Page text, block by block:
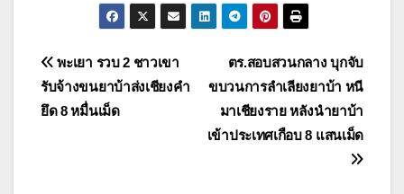
แนะแนว
เรื่อง
ตร.สอบสวนกลาง บุกจับ
ขบวนการลำเลียงยาบ้า หนี
มาเชียงราย หลังนำยาบ้า
เข้าประเทศเกือบ 8 แสนเม็ด
พะเยา รวบ 2 ชาวเขา
รับจ้างขนยาบ้าส่งเชียงคำ
ยึด 8 หมื่นเม็ด